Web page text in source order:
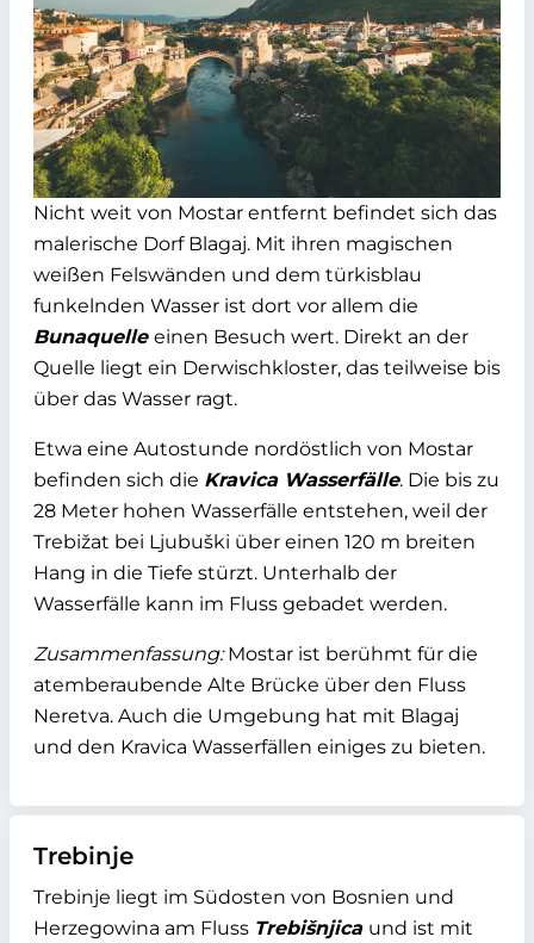
Nicht weit von Mostar entfernt befindet sich das
malerische Dorf Blagaj. Mit ihren magischen
weißen Felswänden und dem türkisblau
funkelnden Wasser ist dort vor allem die
Bunaquelle einen Besuch wert. Direkt an der
Quelle liegt ein Derwischkloster, das teilweise bis
über das Wasser ragt.
Etwa eine Autostunde nordöstlich von Mostar
befinden sich die Kravica Wasserfälle. Die bis zu
28 Meter hohen Wasserfälle entstehen, weil der
Trebižat bei Ljubuški über einen 120 m breiten
Hang in die Tiefe stürzt. Unterhalb der
Wasserfälle kann im Fluss gebadet werden.
Zusammenfassung:Mostar ist berühmt für die
atemberaubende Alte Brücke über den Fluss
Neretva. Auch die Umgebung hat mit Blagaj
und den Kravica Wasserfällen einiges zu bieten.
Trebinje
Trebinje liegt im Südosten von Bosnien und
Herzegowina am Fluss Trebišnjica und ist mit